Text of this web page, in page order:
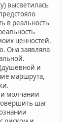
высветилась
в реальность
ценностей,
Она заявляла
и
маршрута,
молчании
шаг